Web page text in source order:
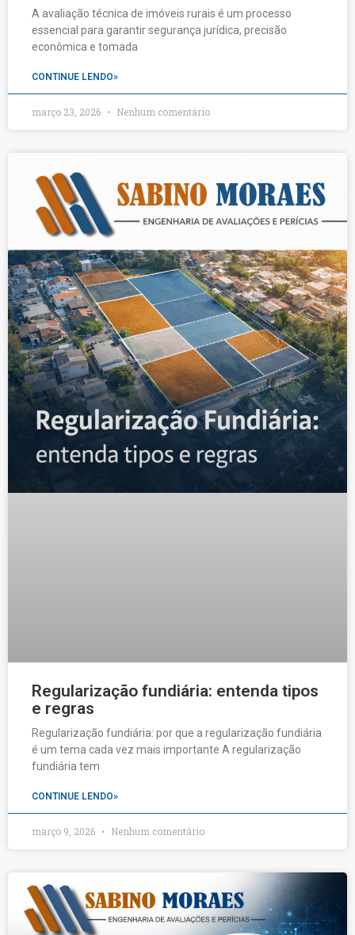
A avaliação técnica de imóveis rurais é um processo
essencial para garantir segurança jurídica, precisão
econômica e tomada
CONTINUE LENDO»
março 23, 2026 Nenhum comentário
Regularização fundiária: entenda tipos
e regras
Regularização fundiária: por que a regularização fundiária
é um tema cada vez mais importante A regularização
fundiária tem
CONTINUE LENDO»
março 9, 2026 Nenhum comentário